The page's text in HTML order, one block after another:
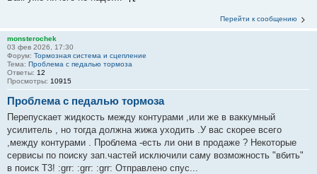
Перейти к сообщению
monsterochek
03 фев 2026, 17:30
Форум: Тормозная система и сцепление
Тема: Проблема с педалью тормоза
Ответы: 12
Просмотры: 10915
Проблема с педалью тормоза
Перепускает жидкость между контурами ,или же в ваккумный
усилитель , но тогда должна жижа уходить .У вас скорее всего
,между контурами . Проблема ‐есть ли они в продаже ? Некоторые
сервисы по поиску зап.частей исключили саму возможность "вбить"
в поиск Т3! :grr: :grr: :grr: Отправлено спус...